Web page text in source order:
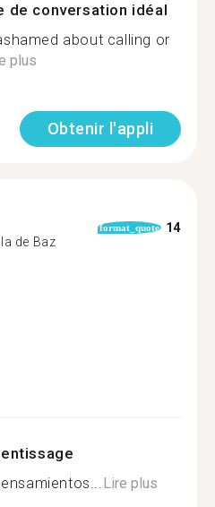
de conversation idéal
about calling or
plus
Obtenir l'appli
de Baz
format_quote 14
Lire plus